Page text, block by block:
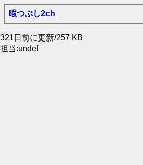
暇つぶし2ch
321日前に更新/257 KB
担当:undef